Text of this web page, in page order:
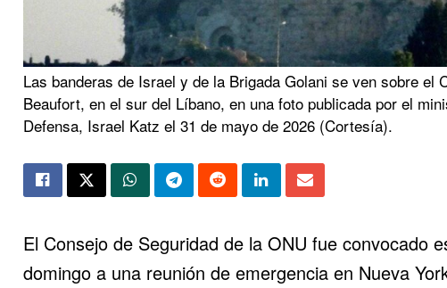
Las banderas de Israel y de la Brigada Golani se ven sobre el
Beaufort, en el sur del Líbano, en una foto publicada por el
Defensa, Israel Katz el 31 de mayo de 2026 (Cortesía).
El Consejo de Seguridad de la ONU fue convocado
domingo a una reunión de emergencia en Nueva